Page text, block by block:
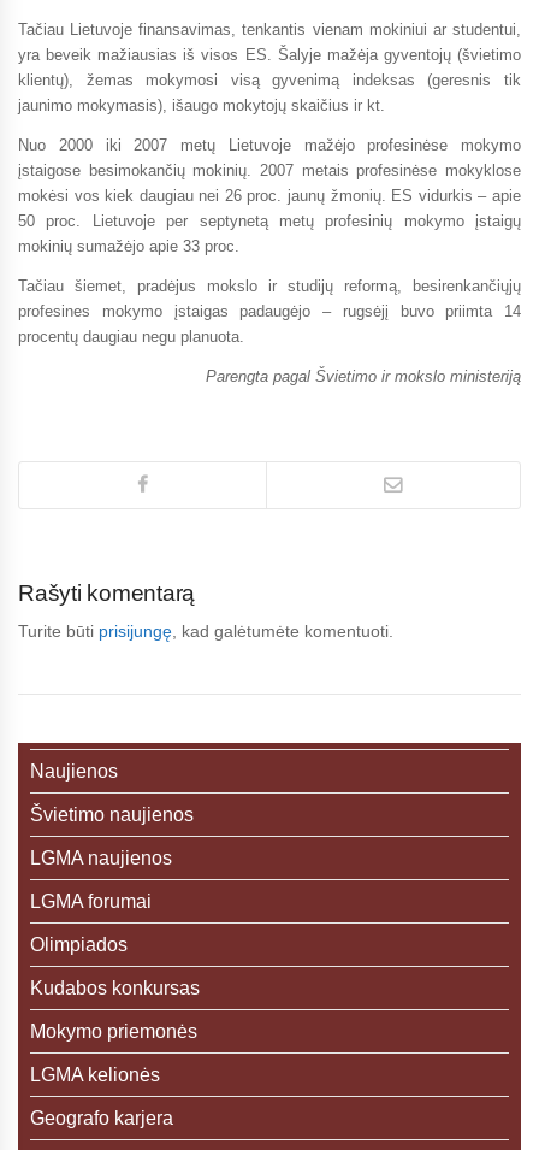
Tačiau Lietuvoje finansavimas, tenkantis vienam mokiniui ar studentui,
yra beveik mažiausias iš visos ES. Šalyje mažėja gyventojų (švietimo
klientų), žemas mokymosi visą gyvenimą indeksas (geresnis tik
jaunimo mokymasis), išaugo mokytojų skaičius ir kt.
Nuo 2000 iki 2007 metų Lietuvoje mažėjo profesinėse mokymo
įstaigose besimokančių mokinių. 2007 metais profesinėse mokyklose
mokėsi vos kiek daugiau nei 26 proc. jaunų žmonių. ES vidurkis – apie
50 proc. Lietuvoje per septynetą metų profesinių mokymo įstaigų
mokinių sumažėjo apie 33 proc.
Tačiau šiemet, pradėjus mokslo ir studijų reformą, besirenkančiųjų
profesines mokymo įstaigas padaugėjo – rugsėjį buvo priimta 14
procentų daugiau negu planuota.
Parengta pagal Švietimo ir mokslo ministeriją
Rašyti komentarą
Turite būti prisijungę , kad galėtumėte komentuoti.
Naujienos
Švietimo naujienos
LGMA naujienos
LGMA forumai
Olimpiados
Kudabos konkursas
Mokymo priemonės
LGMA kelionės
Geografo karjera